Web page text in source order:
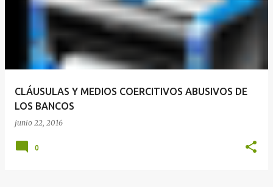
CLÁUSULAS Y MEDIOS COERCITIVOS ABUSIVOS DE
LOS BANCOS
junio 22, 2016
0